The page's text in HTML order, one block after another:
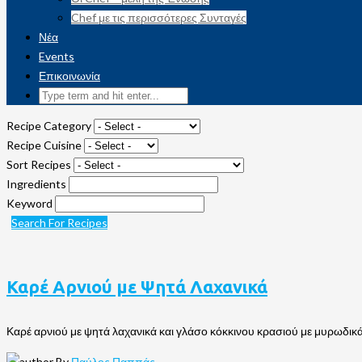
Chef με τις περισσότερες Συνταγές
Νέα
Events
Επικοινωνία
Recipe Category
Recipe Cuisine
Sort Recipes
Ingredients
Keyword
Search For Recipes
Καρέ Αρνιού με Ψητά Λαχανικά
Καρέ αρνιού με ψητά λαχανικά και γλάσο κόκκινου κρασιού με